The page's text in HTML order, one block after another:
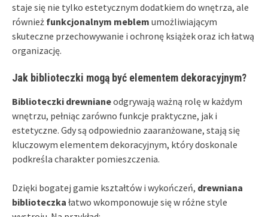
staje się nie tylko estetycznym dodatkiem do wnętrza, ale
również funkcjonalnym meblem umożliwiającym
skuteczne przechowywanie i ochronę książek oraz ich łatwą
organizację.
Jak biblioteczki mogą być elementem dekoracyjnym?
Biblioteczki drewnianeodgrywają ważną rolę w każdym
wnętrzu, pełniąc zarówno funkcje praktyczne, jak i
estetyczne. Gdy są odpowiednio zaaranżowane, stają się
kluczowym elementem dekoracyjnym, który doskonale
podkreśla charakter pomieszczenia.
Dzięki bogatej gamie kształtów i wykończeń, drewniana
biblioteczka łatwo wkomponowuje się w różne style